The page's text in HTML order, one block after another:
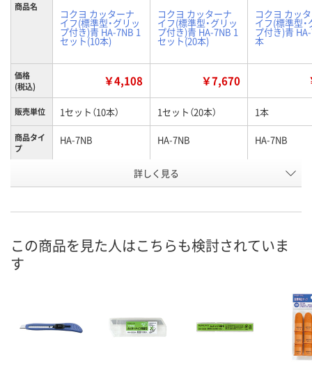
商品名
コクヨ カッターナ
イフ(標準型・グリッ
プ付き)青 HA-7NB 1
セット(10本)
コクヨ カッターナ
イフ(標準型・グリッ
プ付き)青 HA-7NB 1
セット(20本)
コクヨ カッ
イフ(標準型
プ付き)青
本
価格
(税込)
￥4,108 ￥7,670
販売単位 1セット（10本） 1セット（20本） 1本
商品タイ
プ
HA-7NB HA-7NB HA-7NB
A527233 8417768
8月11日（火）
カ
詳しく見る
この商品を見た人はこちらも検討されていま
す